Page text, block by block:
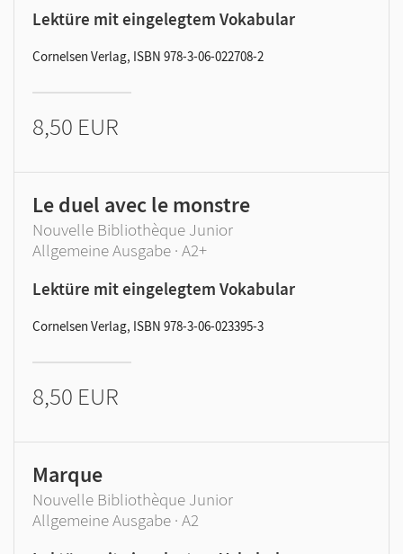
Lektüre mit eingelegtem Vokabular
Cornelsen Verlag, ISBN 978-3-06-022708-2
8,50 EUR
Le duel avec le monstre
Nouvelle Bibliothèque Junior
Allgemeine Ausgabe · A2+
Lektüre mit eingelegtem Vokabular
Cornelsen Verlag, ISBN 978-3-06-023395-3
8,50 EUR
Marque
Nouvelle Bibliothèque Junior
Allgemeine Ausgabe · A2